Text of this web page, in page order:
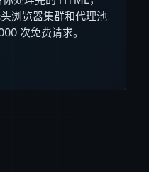
浏览器集群和代理池
次免费请求。